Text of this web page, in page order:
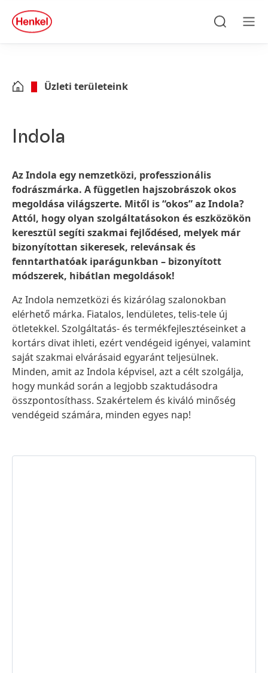
Skip to footer
quick
search
Üzleti területeink
Indola
Az Indola egy nemzetközi, professzionális
fodrászmárka. A független hajszobrászok okos
megoldása világszerte. Mitől is “okos” az Indola?
Attól, hogy olyan szolgáltatásokon és eszközökön
keresztül segíti szakmai fejlődésed, melyek már
bizonyítottan sikeresek, relevánsak és
fenntarthatóak iparágunkban – bizonyított
módszerek, hibátlan megoldások!
Az Indola nemzetközi és kizárólag szalonokban
elérhető márka. Fiatalos, lendületes, telis-tele új
ötletekkel. Szolgáltatás- és termékfejlesztéseinket a
kortárs divat ihleti, ezért vendégeid igényei, valamint
saját szakmai elvárásaid egyaránt teljesülnek.
Minden, amit az Indola képvisel, azt a célt szolgálja,
hogy munkád során a legjobb szaktudásodra
összpontosíthass. Szakértelem és kiváló minőség
vendégeid számára, minden egyes nap!